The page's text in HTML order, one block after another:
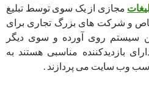
مجازی از یک سوی توسط تبلیغ
و شرکت های بزرگ تجاری برای
سیستم روی آورده و سوی دیگر
بازدیدکننده مناسبی هستند به
وب سایت می پردازند .